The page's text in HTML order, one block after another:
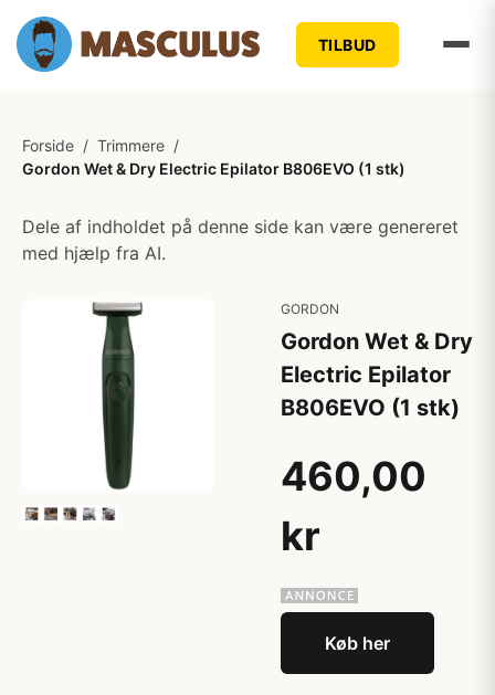
TILBUD
Forside / Trimmere /
Gordon Wet & Dry Electric Epilator B806EVO (1 stk)
Dele af indholdet på denne side kan være genereret
med hjælp fra AI.
GORDON
Gordon Wet & Dry
Electric Epilator
B806EVO (1 stk)
460,00
kr
Køb her